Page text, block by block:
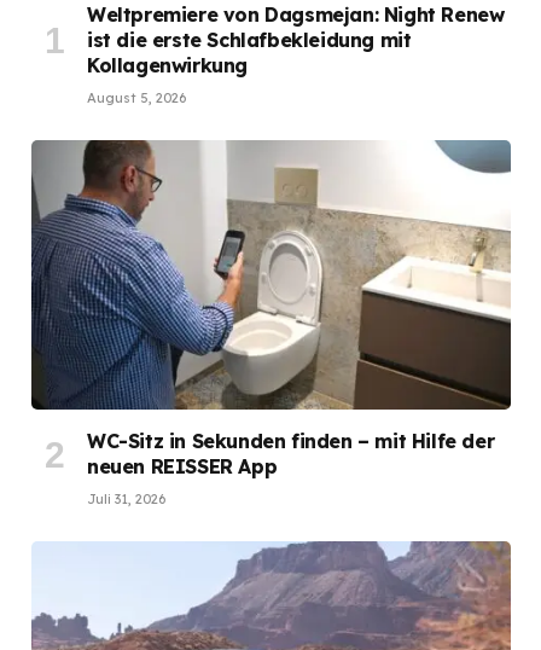
Weltpremiere von Dagsmejan: Night Renew
ist die erste Schlafbekleidung mit
Kollagenwirkung
August 5, 2026
WC-Sitz in Sekunden finden – mit Hilfe der
neuen REISSER App
Juli 31, 2026